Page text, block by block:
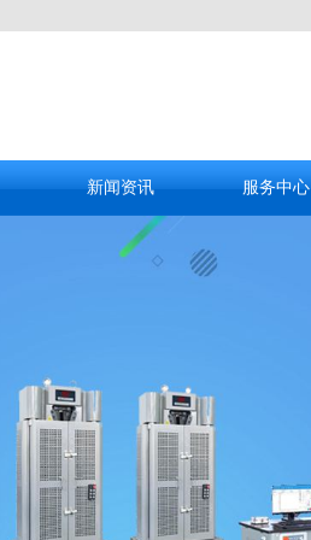
新闻资讯 服务中心